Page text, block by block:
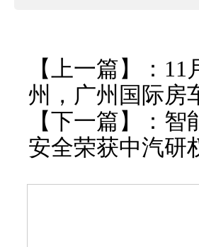
【上一篇】： 11
州，广州国际房
【下一篇】： 智
安全荣获中汽研